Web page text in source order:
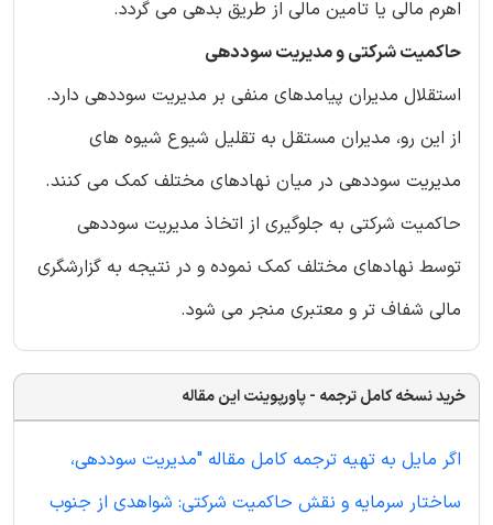
اهرم مالی یا تامین مالی از طریق بدهی می گردد.
حاکمیت شرکتی و مدیریت سوددهی
استقلال مدیران پیامدهای منفی بر مدیریت سوددهی دارد.
از این رو، مدیران مستقل به تقلیل شیوع شیوه های
مدیریت سوددهی در میان نهادهای مختلف کمک می کنند.
حاکمیت شرکتی به جلوگیری از اتخاذ مدیریت سوددهی
توسط نهادهای مختلف کمک نموده و در نتیجه به گزارشگری
مالی شفاف تر و معتبری منجر می شود.
خرید نسخه کامل ترجمه - پاورپوینت این مقاله
اگر مایل به تهیه ترجمه کامل مقاله "مدیریت سوددهی،
ساختار سرمایه و نقش حاکمیت شرکتی: شواهدی از جنوب